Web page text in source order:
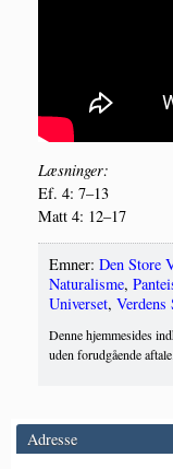
Læs­nin­ger:
Ef. 4: 7–13
Matt 4: 12–17
Emner: Den Store
Naturalisme,
Universet, Verdens
Denne hjemmesides
uden forudgående aftale.
Adresse